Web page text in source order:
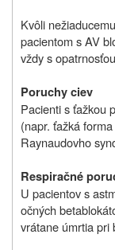
Kvôli
pacientom s AV
vždy s
Poruchy ciev
Pacienti s ťažkou
(napr. ťažká
Raynaudovho
Respiračné
U pacientov s
očných
vrátane úmrtia pri